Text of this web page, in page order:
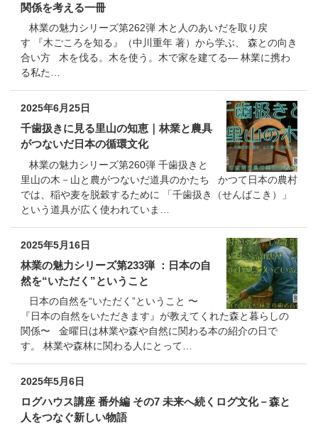
関係を考える一冊
林業の魅力シリーズ第262弾 木と人のあいだを取り戻
す 『木ごころを知る』（中川重年 著）から学ぶ、 森との向き
合い方 木を伐る。木を使う。木で家を建てる― 林業に携わ
る私た…
2025年6月25日
千歯扱きに見る里山の知恵｜林業と農具
がつないだ日本の循環文化
林業の魅力シリーズ第260弾 千歯扱きと
里山の木－山と農がつないだ道具のかたち かつて日本の農村
では、稲や麦を脱穀するために 「千歯扱き（せんばこき）」
という道具が広く使われていま…
2025年5月16日
林業の魅力シリーズ第233弾 ：日本の自
然を“いただく”ということ
日本の自然を“いただく”ということ 〜
『日本の自然をいただきます』が教えてくれた森と暮らしの
関係〜 金曜日は林業や森や自然に関わる本の紹介の日で
す。 林業や森林に関わる人にとって…
2025年5月6日
ログハウス講座 番外編 その7 未来へ続くログ文化－森と
人をつなぐ新しい物語